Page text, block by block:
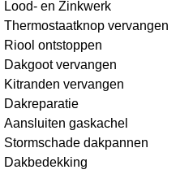
Lood- en Zinkwerk
Thermostaatknop vervangen
Riool ontstoppen
Dakgoot vervangen
Kitranden vervangen
Dakreparatie
Aansluiten gaskachel
Stormschade dakpannen
Dakbedekking